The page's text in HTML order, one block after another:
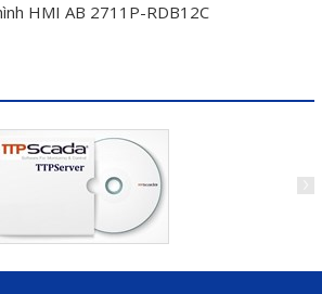
HMI AB 2711P-RDB12C